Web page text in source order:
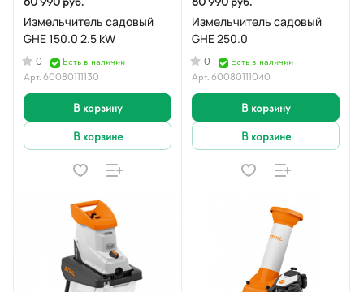
Измельчитель садовый
GHE 150.0 2.5 kW
0
Есть в наличии
Арт.60080111130
В корзину
В корзине
Измельчитель садовый
GHE 250.0
0
Есть в наличии
Арт.60080111040
В корзину
В корзине